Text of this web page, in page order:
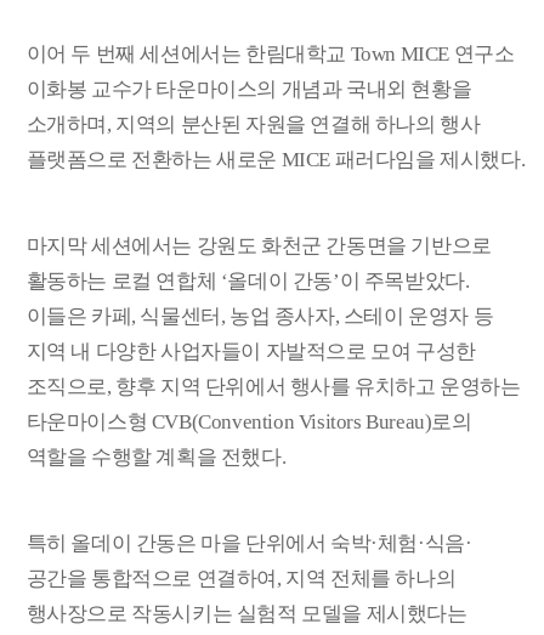
이어 두 번째 세션에서는 한림대학교 Town MICE 연구소
이화봉 교수가 타운마이스의 개념과 국내외 현황을
소개하며 , 지역의 분산된 자원을 연결해 하나의 행사
플랫폼으로 전환하는 새로운 MICE 패러다임을 제시했다.
마지막 세션에서는 강원도 화천군 간동면을 기반으로
활동하는 로컬 연합체 ‘올데이 간동’이 주목받았다.
이들은 카페, 식물센터 , 농업 종사자, 스테이 운영자 등
지역 내 다양한 사업자들이 자발적으로 모여 구성한
조직으로 , 향후 지역 단위에서 행사를 유치하고 운영하는
타운마이스형 CVB(Convention Visitors Bureau)로의
역할을 수행할 계획을 전했다.
특히 올데이 간동은 마을 단위에서 숙박·체험 ·식음·
공간을 통합적으로 연결하여 , 지역 전체를 하나의
행사장으로 작동시키는 실험적 모델을 제시했다는